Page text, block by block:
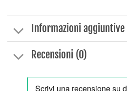
Informazioni aggiuntive
Recensioni (0)